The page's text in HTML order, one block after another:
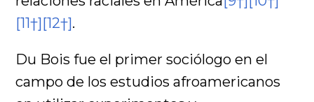
[11†][12†].
Du Bois fue el primer sociólogo en el
campo de los estudios afroamericanos